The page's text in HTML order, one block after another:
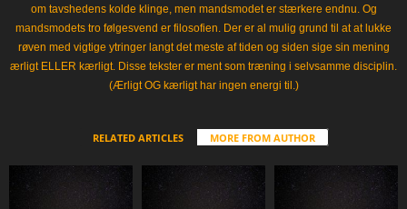
om tavshedens kolde klinge, men mandsmodet er stærkere endnu. Og
mandsmodets tro følgesvend er filosofien. Der er al mulig grund til at at lukke
røven med vigtige ytringer langt det meste af tiden og siden sige sin mening
ærligt ELLER kærligt. Disse tekster er ment som træning i selvsamme disciplin.
(Ærligt OG kærligt har ingen energi til.)
RELATED ARTICLES MORE FROM AUTHOR